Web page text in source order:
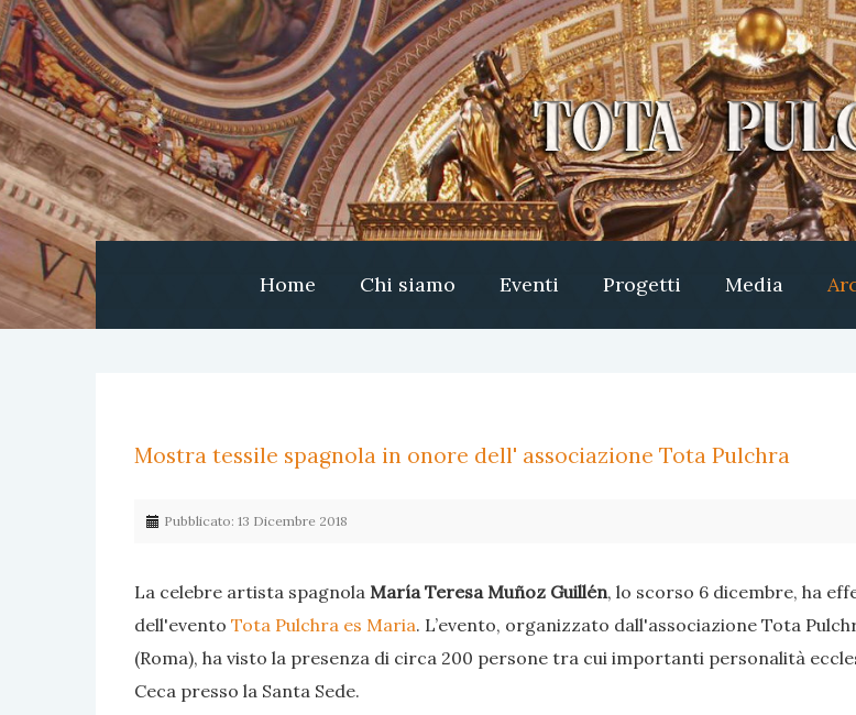
Home Chi siamo Eventi Progetti Media
Mostra tessile spagnola in onore dell' associazione Tota Pulchra
Pubblicato: 13 Dicembre 2018
La celebre artista spagnola María Teresa Muñoz Guillén, lo scorso 6 dicembre, ha
dell'evento Tota Pulchra es Maria. L’evento, organizzato dall'associazione Tota
(Roma), ha visto la presenza di circa 200 persone tra cui importanti personalità
Ceca presso la Santa Sede.